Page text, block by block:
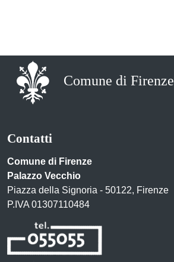
Comune di Firenze
Contatti
Comune di Firenze
Palazzo Vecchio
Piazza della Signoria - 50122, Firenze
P.IVA 01307110484